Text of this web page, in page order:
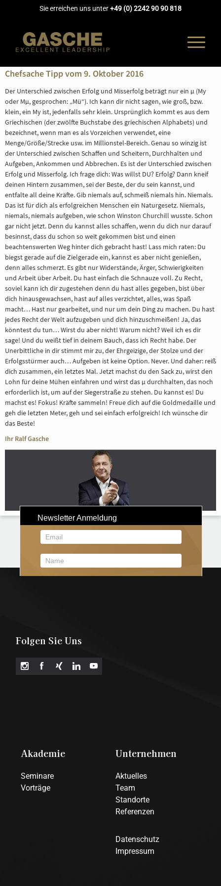
Sie erreichen uns unter+49 (0) 2242 90 90 818
Chefsache Tipp vom 9. Oktober 2016
Der Unterschied zwischen Erfolg und Misserfolg beträgt nur ein µ (My
oder Mµ, gesprochen: „Mü“). Ich kann dir nicht sagen, wie groß, bzw.
klein, ein My ist, jedenfalls sehr klein. Ursprünglich kommt es aus dem
Griechischen (der zwölfte Buchstabe des griechischen Alphabets) und
bezeichnet, wenn man es als Vorzeichen verwendet, eine
Menge/Größe/Strecke usw. im Millionstel-Bereich. Genau so winzig ist
der Unterschied zwischen Schaffen und Scheitern, Durchhalten und
Aufgeben, Ankommen und Abbrechen. Es ist der Unterschied zwischen
Erfolg und Misserfolg. Ich frage dich: Was willst DU? Erfolg? Dann kneif
deinen Hintern zusammen, sei der Beste, der du sein kannst, und
entfalte all deine Kräfte. Gib niemals auf, schmeiß niemals hin. Niemals.
Das ist für dich als erfolgreichen Menschen ein Naturgesetz. Niemals,
niemals, niemals aufgeben, wie schon Winston Churchill wusste. Schon
gar nicht jetzt. Denn du kannst alles schaffen, wenn du dich nur darauf
besinnst, dass du schon so weit gekommen bist und einen
beachtenswerten Weg hinter dich gebracht hast! Lass mich raten: Du
biegst gerade auf die Zielgerade ein, kannst es aber nicht genießen,
denn alles schmerzt. Es gibt nur Widerstände, Ärger, Schwierigkeiten
und Arbeit über Arbeit. Du hast einfach die Schnauze voll. Zu Recht,
soviel kann ich dir zugestehen denn du hast alles gegeben, bist über
dich hinausgewachsen, hast auf alles verzichtet, alles, was Spaß
macht… Hast nur gearbeitet, und nur um dein Ding zu machen. Du hast
jedes Recht der Welt aufzugeben und dich hinzuschmeißen! Ja, das
könntest du tun… Wirst du aber nicht! Warum nicht? Weil ich es dir
sage! Und du weißt tief in deinem Bauch, dass ich Recht habe. Der
Unerbittliche in dir stimmt mir zu, der Ehrgeizige, der Stolze und der
Erfolgsstürmer auch… Aufgeben ist keine Option. Never. Und daher: reiß
dich zusammen, ein letztes Mal. Jetzt machst du den Sack zu, wirst den
Lohn für deine Mühen einfahren und wirst das µ durchhalten, das noch
erforderlich ist, um auf der Siegerstraße zu stehen. Du kannst es! Du
machst es! Fokus! Kräfte sammeln! Freue dich auf die Goldmedaille und
geh die letzten Meter, geh und sei einfach erfolgreich! Ich wünsche dir
das Beste!
Ihr Ralf Gasche
Folgen Sie Uns
Akademie
Seminare
Vorträge
Unternehmen
Aktuelles
Team
Standorte
Referenzen
Datenschutz
Impressum
COACHING
AKADEMIE